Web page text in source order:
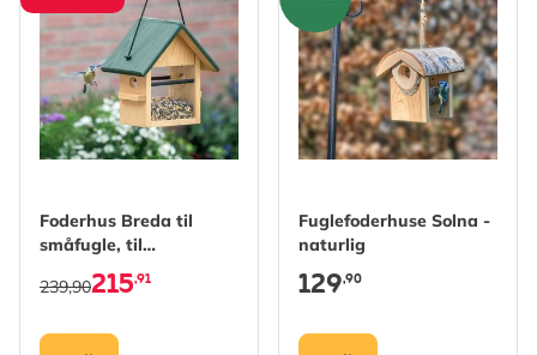
Foderhus Breda til
småfugle, til
ophængning
215,91
239,90
Fuglefoderhuse Solna -
naturlig
129,90